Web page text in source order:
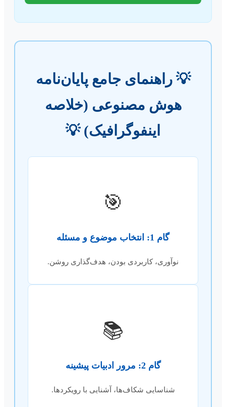
💡 راهنمای جامع پایان‌نامه
هوش مصنوعی (خلاصه
اینفوگرافیک) 💡
🎯
گام 1: انتخاب موضوع و مسئله
نوآوری، کاربردی بودن، هدف‌گذاری روشن.
📚
گام 2: مرور ادبیات پیشینه
شناسایی شکاف‌ها، آشنایی با رویکردها.